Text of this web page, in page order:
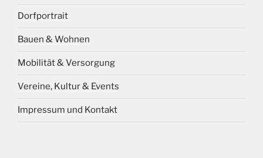
Dorfportrait
Bauen & Wohnen
Mobilität & Versorgung
Vereine, Kultur & Events
Impressum und Kontakt